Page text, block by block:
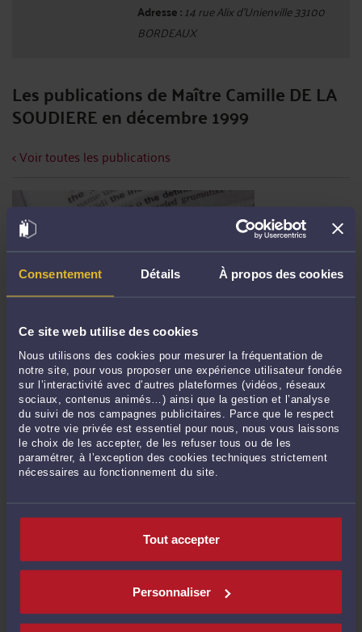
Consentement Détails À propos des cookies
Ce site web utilise des cookies
Nous utilisons des cookies pour mesurer la fréquentation de
notre site, pour vous proposer une expérience utilisateur fondée
sur l’interactivité avec d’autres plateformes (vidéos, réseaux
sociaux, contenus animés…) ainsi que la gestion et l’analyse
du suivi de nos campagnes publicitaires. Parce que le respect
de votre vie privée est essentiel pour nous, nous vous laissons
le choix de les accepter, de les refuser tous ou de les
paramétrer, à l’exception des cookies techniques strictement
nécessaires au fonctionnement du site.
Tout accepter
Personnaliser
Adresse :14 rue Alix d'Unienville 33100
BORDEAUX
Les publications de Maître Camille DE LA
SOUDIERE en décembre 1999
< Voir toutes les publications
10 BONNES RAISONS DE FAIRE APPEL À UN AVOCAT
ParCamille DE LA SOUDIEREle 14/01/2026
Le mot « avocat » peut impressionner : jargon juridique, règles complexes, peur
du coût ou de « judiciariser » un conflit. Pourtant, que vous soyez en phase
amiable ou en plein contentieux, l’avocat est un véritable allié. Voici 10 raisons
concrètes de ne pas attendre pour le solliciter : 1) Un ...Lire la suite >
CONTACTER ME DE LA SOUDIERE
PRENDRE RDV EN CABINET